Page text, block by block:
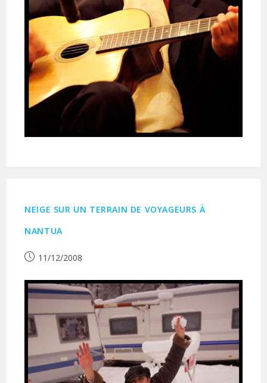
NEIGE SUR UN TERRAIN DE VOYAGEURS À
NANTUA
Publication
11/12/2008